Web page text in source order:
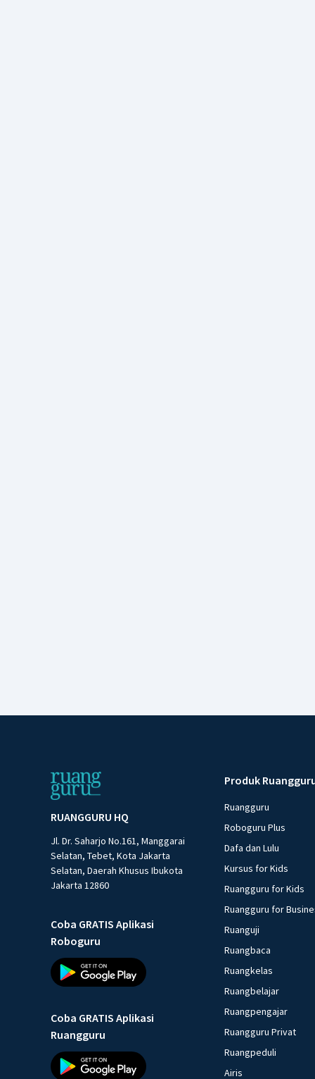
RUANGGURU HQ
Jl. Dr. Saharjo No.161, Manggarai
Selatan, Tebet, Kota Jakarta
Selatan, Daerah Khusus Ibukota
Jakarta 12860
Coba GRATIS Aplikasi
Roboguru
Coba GRATIS Aplikasi
Ruangguru
Produk
Ruangguru
Roboguru Plus
Dafa dan Lulu
Kursus for Kids
Ruangguru for Kids
Ruangguru for
Ruanguji
Ruangbaca
Ruangkelas
Ruangbelajar
Ruangpengajar
Ruangguru Privat
Ruangpeduli
Airis